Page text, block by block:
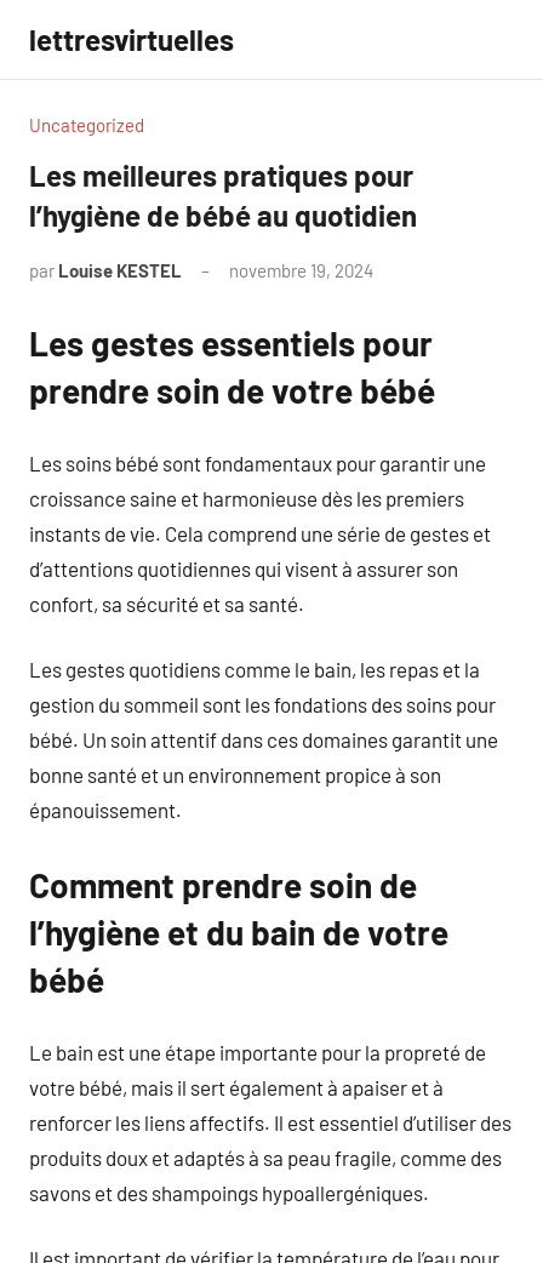
contenu
lettresvirtuelles
Uncategorized
Les meilleures pratiques pour
l’hygiène de bébé au quotidien
par Louise KESTEL novembre 19, 2024
Les gestes essentiels pour
prendre soin de votre bébé
Les soins bébé sont fondamentaux pour garantir une
croissance saine et harmonieuse dès les premiers
instants de vie. Cela comprend une série de gestes et
d’attentions quotidiennes qui visent à assurer son
confort, sa sécurité et sa santé.
Les gestes quotidiens comme le bain, les repas et la
gestion du sommeil sont les fondations des soins pour
bébé. Un soin attentif dans ces domaines garantit une
bonne santé et un environnement propice à son
épanouissement.
Comment prendre soin de
l’hygiène et du bain de votre
bébé
Le bain est une étape importante pour la propreté de
votre bébé, mais il sert également à apaiser et à
renforcer les liens affectifs. Il est essentiel d’utiliser des
produits doux et adaptés à sa peau fragile, comme des
savons et des shampoings hypoallergéniques.
Il est important de vérifier la température de l’eau pour